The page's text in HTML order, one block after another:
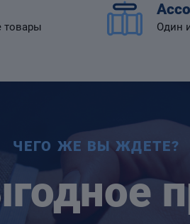
товары Один
ЧЕГО ЖЕ ВЫ ЖДЕТЕ?